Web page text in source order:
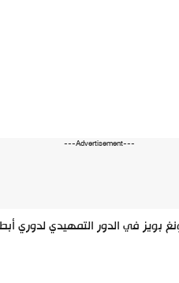
---Advertisement---
في الدور التمهيدي لدوري